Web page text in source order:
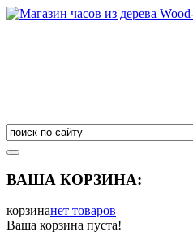
ВАША КОРЗИНА:
корзинанет товаров
Ваша корзина пуста!